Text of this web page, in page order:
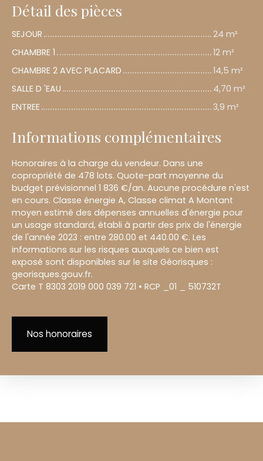
Détail des pièces
SEJOUR
24 m²
CHAMBRE 1
12 m²
CHAMBRE 2 AVEC PLACARD
14,5 m²
SALLE D 'EAU
4,70 m²
ENTREE
3,9 m²
Informations complémentaires
Honoraires à la charge du vendeur. Dans une
copropriété de 478 lots. Quote-part moyenne du
budget prévisionnel 1 836 €/an. Aucune procédure n'est
en cours. Classe énergie A, Classe climat A Montant
moyen estimé des dépenses annuelles d'énergie pour
un usage standard, établi à partir des prix de l'énergie
de l'année 2023 : entre 280.00 et 440.00 €. Les
informations sur les risques auxquels ce bien est
exposé sont disponibles sur le site Géorisques :
georisques.gouv.fr.
Carte T 8303 2019 000 039 721 • RCP _01 _ 510732T
Nos honoraires